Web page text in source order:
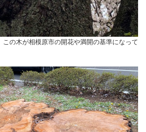
の木が相模原市の開花や満開の基準になって